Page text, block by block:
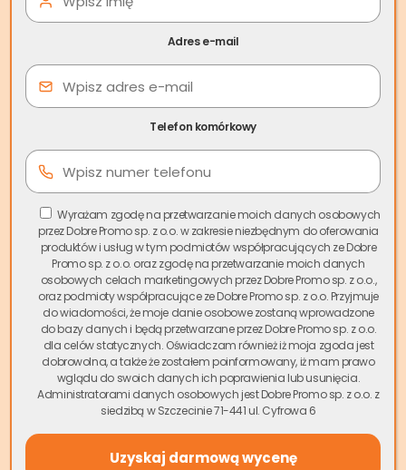
Prószkowska, Przysiecz czy Zimnice Wielkie oferują
różnorodne nieruchomości – od mieszkań w blokach po
domy jednorodzinne i działki.
Spis treści
W odpowiedzi na rosnące zapotrzebowanie,skup
nieruchomości Prószkówoferowany przez Skup.io stał się
niezwykle popularnym rozwiązaniem dla osób
poszukujących szybkiej sprzedaży bez zbędnych
formalności. Nasza firma, będąca liderem i pionierem na
polskim rynku, gwarantuje zamknięcie transakcji w zaledwie
kilka dni – w przeciwieństwie do tradycyjnej sprzedaży,
która może trwać miesiącami.
Dlaczego warto wybraćskup mieszkań Prószków
Przede wszystkim eliminujesz stres związany z
poszukiwaniem kupca, wielokrotnymi pokazami mieszkania
i niepewnością co do finalizacji transakcji. Oferujemy
kosztów czy ukrytych opłat.
Adres e-mail
Telefon komórkowy
Wyrażam zgodę na przetwarzanie moich danych osobowych
przez Dobre Promo sp. z o.o. w zakresie niezbędnym do oferowania
produktów i usług w tym podmiotów współpracujących ze Dobre
Promo sp. z o.o. oraz zgodę na przetwarzanie moich danych
osobowych celach marketingowych przez Dobre Promo sp. z o.o.,
oraz podmioty współpracujące ze Dobre Promo sp. z o.o. Przyjmuje
do wiadomości, że moje danie osobowe zostaną wprowadzone
do bazy danych i będą przetwarzane przez Dobre Promo sp. z o.o.
dla celów statycznych. Oświadczam również iż moja zgoda jest
dobrowolna, a także że zostałem poinformowany, iż mam prawo
wglądu do swoich danych ich poprawienia lub usunięcia.
Administratorami danych osobowych jest Dobre Promo sp. z o.o. z
siedzibą w Szczecinie 71-441 ul. Cyfrowa 6